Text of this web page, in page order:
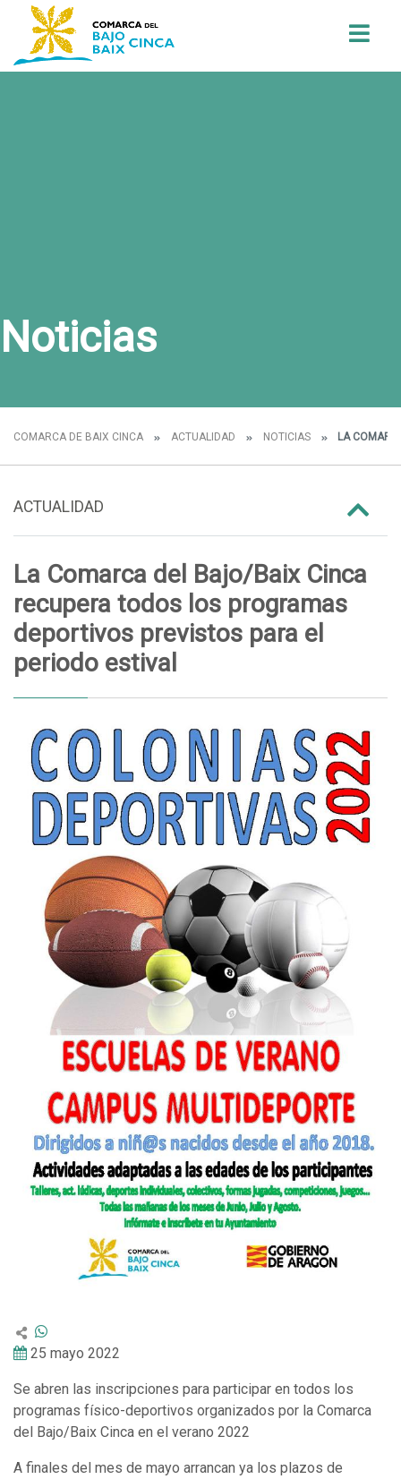
Noticias
COMARCA DE BAIX CINCA ACTUALIDAD NOTICIAS LA
ACTUALIDAD
La Comarca del Bajo/Baix Cinca
recupera todos los programas
deportivos previstos para el
periodo estival
25 mayo 2022
Se abren las inscripciones para participar en todos los
programas físico-deportivos organizados por la Comarca
del Bajo/Baix Cinca en el verano 2022
A finales del mes de mayo arrancan ya los plazos de